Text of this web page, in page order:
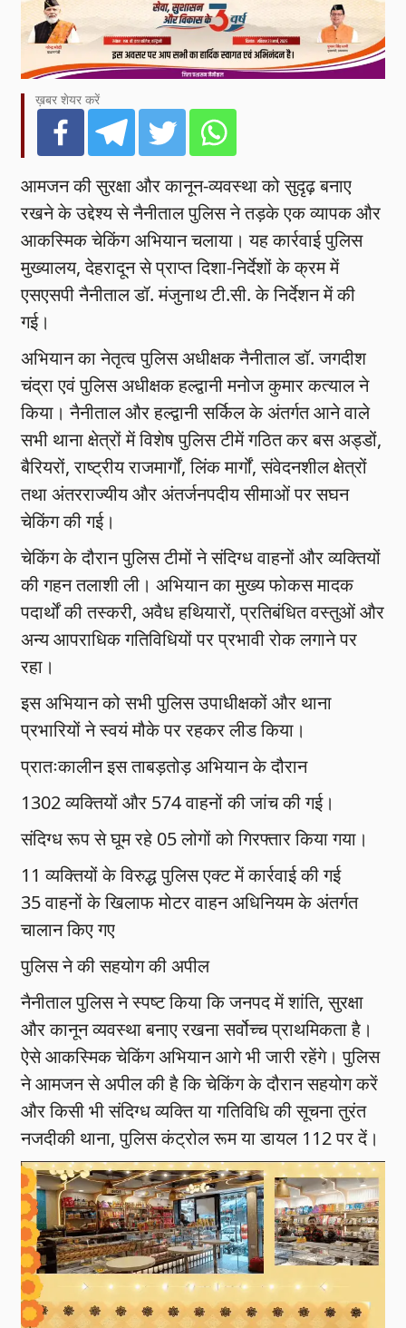
ख़बर शेयर करें
आमजन की सुरक्षा और कानून-व्यवस्था को सुदृढ़ बनाए
रखने के उद्देश्य से नैनीताल पुलिस ने तड़के एक व्यापक और
आकस्मिक चेकिंग अभियान चलाया। यह कार्रवाई पुलिस
मुख्यालय, देहरादून से प्राप्त दिशा-निर्देशों के क्रम में
एसएसपी नैनीताल डॉ. मंजुनाथ टी.सी. के निर्देशन में की
गई।
अभियान का नेतृत्व पुलिस अधीक्षक नैनीताल डॉ. जगदीश
चंद्रा एवं पुलिस अधीक्षक हल्द्वानी मनोज कुमार कत्याल ने
किया। नैनीताल और हल्द्वानी सर्किल के अंतर्गत आने वाले
सभी थाना क्षेत्रों में विशेष पुलिस टीमें गठित कर बस अड्डों,
बैरियरों, राष्ट्रीय राजमार्गों, लिंक मार्गों, संवेदनशील क्षेत्रों
तथा अंतरराज्यीय और अंतर्जनपदीय सीमाओं पर सघन
चेकिंग की गई।
चेकिंग के दौरान पुलिस टीमों ने संदिग्ध वाहनों और व्यक्तियों
की गहन तलाशी ली। अभियान का मुख्य फोकस मादक
पदार्थों की तस्करी, अवैध हथियारों, प्रतिबंधित वस्तुओं और
अन्य आपराधिक गतिविधियों पर प्रभावी रोक लगाने पर
रहा।
इस अभियान को सभी पुलिस उपाधीक्षकों और थाना
प्रभारियों ने स्वयं मौके पर रहकर लीड किया।
प्रातःकालीन इस ताबड़तोड़ अभियान के दौरान
1302 व्यक्तियों और 574 वाहनों की जांच की गई।
संदिग्ध रूप से घूम रहे 05 लोगों को गिरफ्तार किया गया।
11 व्यक्तियों के विरुद्ध पुलिस एक्ट में कार्रवाई की गई
35 वाहनों के खिलाफ मोटर वाहन अधिनियम के अंतर्गत
चालान किए गए
पुलिस ने की सहयोग की अपील
नैनीताल पुलिस ने स्पष्ट किया कि जनपद में शांति, सुरक्षा
और कानून व्यवस्था बनाए रखना सर्वोच्च प्राथमिकता है।
ऐसे आकस्मिक चेकिंग अभियान आगे भी जारी रहेंगे। पुलिस
ने आमजन से अपील की है कि चेकिंग के दौरान सहयोग करें
और किसी भी संदिग्ध व्यक्ति या गतिविधि की सूचना तुरंत
नजदीकी थाना, पुलिस कंट्रोल रूम या डायल 112 पर दें।